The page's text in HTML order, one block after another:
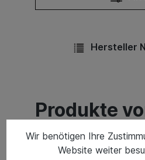
Hersteller
Produkte
Wir benötigen Ihre
Website weiter